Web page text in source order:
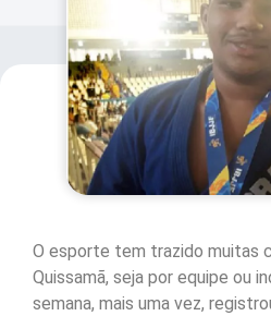
O esporte tem trazido muitas
Quissamã, seja por equipe ou
semana, mais uma vez,